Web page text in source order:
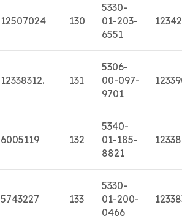
12507024 130
5330-
01-203-
6551
12338312. 131
5306-
00-097-
9701
6005119 132
5340-
01-185-
8821
5743227 133
5330-
01-200-
0466